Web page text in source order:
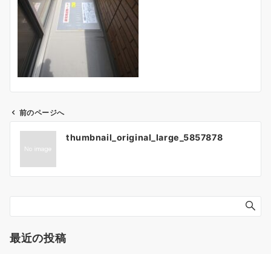
シ
ョ
前のページへ
thumbnail_original_large_5857878
最近の投稿